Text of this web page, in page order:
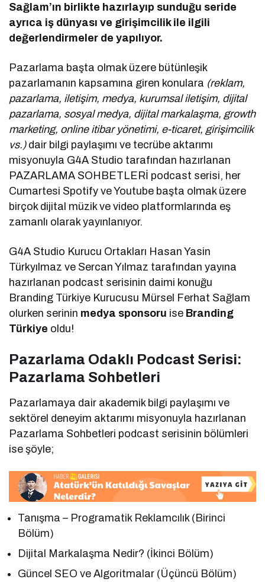
Sağlam’ın birlikte hazırlayıp sunduğu seride
ayrıca iş dünyası ve girişimcilik ile ilgili
değerlendirmeler de yapılıyor.
Pazarlama başta olmak üzere bütünleşik
pazarlamanın kapsamına giren konulara (reklam,
pazarlama, iletişim, medya, kurumsal iletişim, dijital
pazarlama, sosyal medya, dijital markalaşma, growth
marketing, online itibar yönetimi, e-ticaret, girişimcilik
vs.) dair bilgi paylaşımı ve tecrübe aktarımı
misyonuyla G4A Studio tarafından hazırlanan
PAZARLAMA SOHBETLERİ podcast serisi, her
Cumartesi Spotify ve Youtube başta olmak üzere
birçok dijital müzik ve video platformlarında eş
zamanlı olarak yayınlanıyor.
G4A Studio Kurucu Ortakları Hasan Yasin
Türkyılmaz ve Sercan Yılmaz tarafından yayına
hazırlanan podcast serisinin daimi konuğu
Branding Türkiye Kurucusu Mürsel Ferhat Sağlam
olurken serinin medya sponsoru ise Branding
Türkiye oldu!
Pazarlama Odaklı Podcast Serisi:
Pazarlama Sohbetleri
Pazarlamaya dair akademik bilgi paylaşımı ve
sektörel deneyim aktarımı misyonuyla hazırlanan
Pazarlama Sohbetleri podcast serisinin bölümleri
ise şöyle;
Tanışma – Programatik Reklamcılık (Birinci
Bölüm)
Dijital Markalaşma Nedir? (İkinci Bölüm)
Güncel SEO ve Algoritmalar (Üçüncü Bölüm)